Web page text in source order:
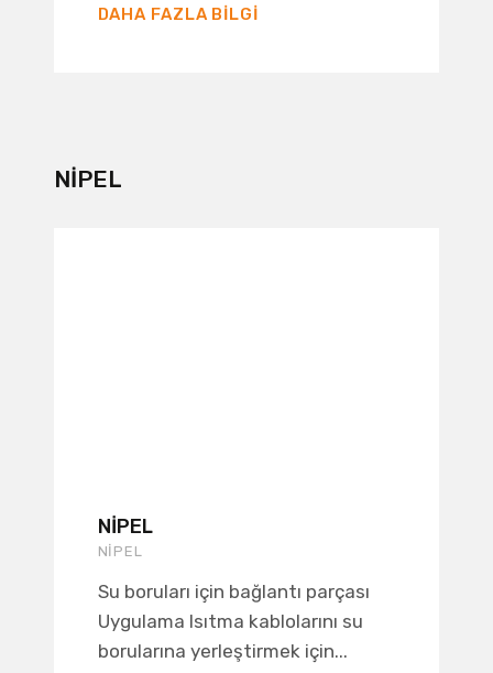
DAHA FAZLA BILGI
NIPEL
NIPEL
NIPEL
Su boruları için bağlantı parçası
Uygulama Isıtma kablolarını su
borularına yerleştirmek için...